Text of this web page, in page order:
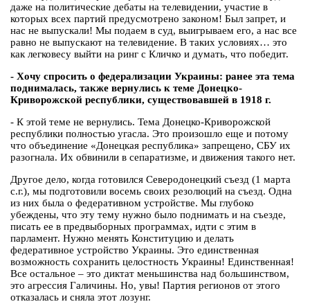
даже на политические дебаты на телевидении, участие в
которых всех партий предусмотрено законом! Был запрет, и
нас не выпускали! Мы подаем в суд, выигрываем его, а нас все
равно не выпускают на телевидение. В таких условиях… это
как легковесу выйти на ринг с Кличко и думать, что победит.
- Хочу спросить о федерализации Украины: ранее эта тема
поднималась, также вернулись к теме Донецко-
Криворожской республики, существовавшей в 1918 г.
- К этой теме не вернулись. Тема Донецко-Криворожской
республики полностью угасла. Это произошло еще и потому
что объединение «Донецкая республика» запрещено, СБУ их
разогнала. Их обвинили в сепаратизме, и движения такого нет.
Другое дело, когда готовился Северодонецкий съезд (1 марта
с.г.), мы подготовили восемь своих резолюций на съезд. Одна
из них была о федеративном устройстве. Мы глубоко
убеждены, что эту тему нужно было поднимать и на съезде,
писать ее в предвыборных программах, идти с этим в
парламент. Нужно менять Конституцию и делать
федеративное устройство Украины. Это единственная
возможность сохранить целостность Украины! Единственная!
Все остальное – это диктат меньшинства над большинством,
это агрессия Галичины. Но, увы! Партия регионов от этого
отказалась и сняла этот лозунг.